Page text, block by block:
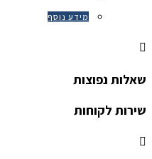
מידע נוסף
שאלות נפוצות
שירות לקוחות